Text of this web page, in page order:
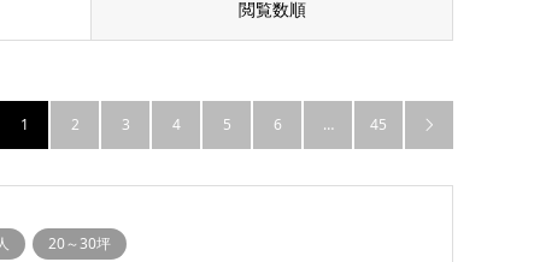
閲覧数順
1 2 3 4 5 6 … 45 
20～30坪